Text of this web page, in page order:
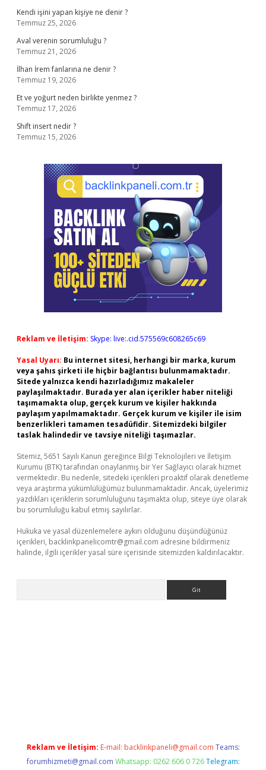
Kendi işini yapan kişiye ne denir ?
Temmuz 25, 2026
Aval verenin sorumluluğu ?
Temmuz 21, 2026
İlhan İrem fanlarına ne denir ?
Temmuz 19, 2026
Et ve yoğurt neden birlikte yenmez ?
Temmuz 17, 2026
Shift insert nedir ?
Temmuz 15, 2026
Reklam ve İletişim: Skype: live:.cid.575569c608265c69
Yasal Uyarı: Bu internet sitesi, herhangi bir marka, kurum
veya şahıs şirketi ile hiçbir bağlantısı bulunmamaktadır.
Sitede yalnızca kendi hazırladığımız makaleler
paylaşılmaktadır. Burada yer alan içerikler haber niteliği
taşımamakta olup, gerçek kurum ve kişiler hakkında
paylaşım yapılmamaktadır. Gerçek kurum ve kişiler ile isim
benzerlikleri tamamen tesadüfidir. Sitemizdeki bilgiler
taslak halindedir ve tavsiye niteliği taşımazlar.
Sitemiz, 5651 Sayılı Kanun gereğince Bilgi Teknolojileri ve İletişim
Kurumu (BTK) tarafından onaylanmış bir Yer Sağlayıcı olarak hizmet
vermektedir. Bu nedenle, sitedeki içerikleri proaktif olarak denetleme
veya araştırma yükümlülüğümüz bulunmamaktadır. Ancak, üyelerimiz
yazdıkları içeriklerin sorumluluğunu taşımakta olup, siteye üye olarak
bu sorumluluğu kabul etmiş sayılırlar.
Hukuka ve yasal düzenlemelere aykırı olduğunu düşündüğünüz
içerikleri, backlinkpanelicomtr@gmail.com adresine bildirmeniz
halinde, ilgili içerikler yasal süre içerisinde sitemizden kaldırılacaktır.
Reklam ve İletişim: E-mail: backlinkpaneli@gmail.com Teams:
forumhizmeti@gmail.com Whatsapp: 0262 606 0 726 Telegram: